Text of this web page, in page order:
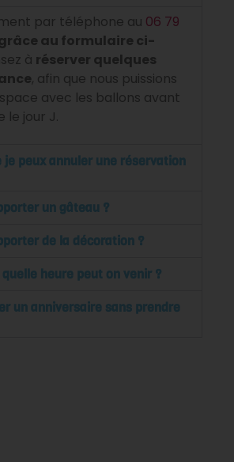
par téléphone au 06 79
au formulaire ci-
à réserver quelques
, afin que nous puissions
avec les ballons avant
le jour J.
je peux annuler une réservation
un gâteau ?
de la décoration ?
heure peut on venir ?
un anniversaire sans prendre